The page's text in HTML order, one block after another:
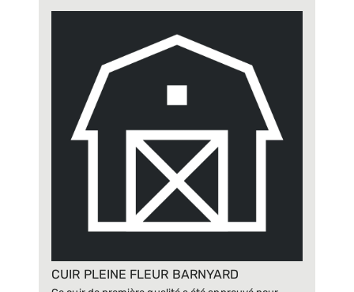
CUIR PLEINE FLEUR BARNYARD